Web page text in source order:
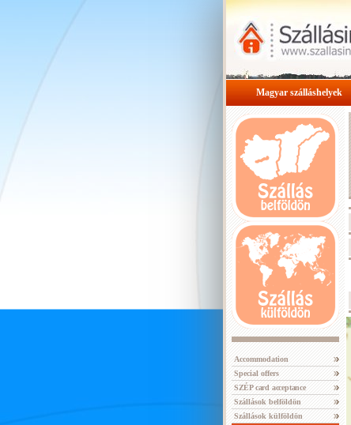
Magyar szálláshelyek
Accommodation
Special offers
SZÉP card acceptance
Szállások belföldön
Szállások külföldön